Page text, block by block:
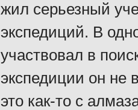
жил серьезный
экспедиций. В
участвовал в
экспедиции он не
это как-то с